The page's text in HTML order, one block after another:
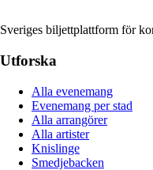
Sveriges biljettplattform för
Utforska
Alla evenemang
Evenemang per stad
Alla arrangörer
Alla artister
Knislinge
Smedjebacken